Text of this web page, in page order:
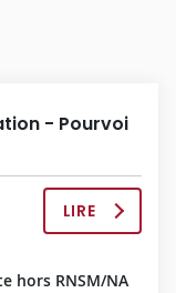
- Pourvoi
LIRE
A
É
hors RNSM/NA